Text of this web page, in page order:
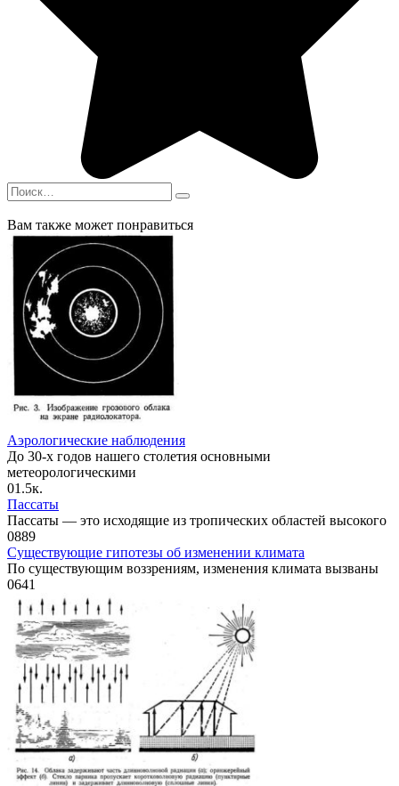
Search
for:
Вам также может понравиться
Аэрологические наблюдения
До 30-х годов нашего столетия основными
метеорологическими
01.5к.
Пассаты
Пассаты — это исходящие из тропических областей высокого
0889
Существующие гипотезы об изменении климата
По существующим воззрениям, изменения климата вызваны
0641